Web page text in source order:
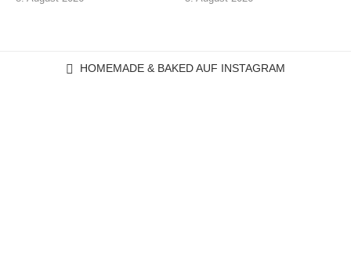
HOMEMADE & BAKED AUF INSTAGRAM